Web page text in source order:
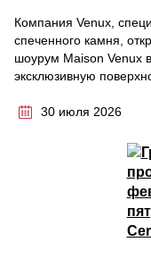
Компания Venux,
спеченного камня,
шоурум Maison Venux
эксклюзивную
30 июля 2026